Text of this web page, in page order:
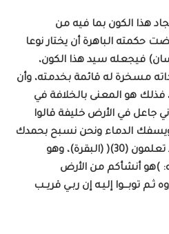
هذا الكون بما فيه من
حكمته الباهرة أن يختار نوعا
فيجعله سيد هذا الكون،
مسخرة له قائمة بخدمته، وأن
فذلك هو المعنى بالخلافة في
جاعل في الأرض خليفة قالوا
الدماء ونحن نسبح بحمدك
ونقدس لك قال إني أعلم ما لا تعلمون (30)( (البقرة)، وهو
)هو أنشأكم من الأرض
توبـــوا إليـه إن ربـي قريــب